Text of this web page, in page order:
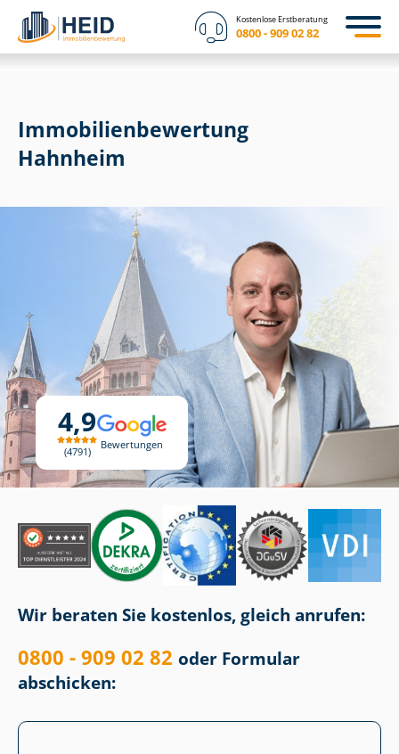
Kostenlose Erstberatung
0800 - 909 02 82
4,9
4791
Bewertungen
Immobilien­bewertung
Hahnheim
Wir beraten Sie kostenlos, gleich anrufen:
0800 - 909 02 82 oder Formular
abschicken: